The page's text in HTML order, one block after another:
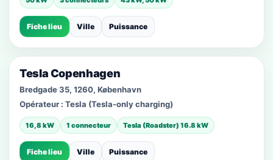
Fiche lieu Ville Puissance
Tesla Copenhagen
Bredgade 35, 1260, København
Opérateur : Tesla (Tesla-only charging)
16,8 kW 1 connecteur Tesla (Roadster) 16.8 kW
Fiche lieu Ville Puissance